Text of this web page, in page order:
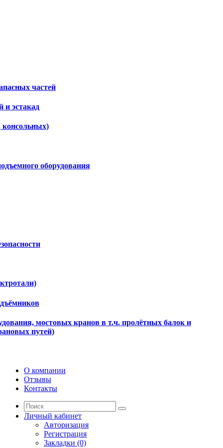
частей
и эстакад
консольных)
оборудования
мостовых кранов в т.ч. пролётных балок и
путей)
О компании
Отзывы
Контакты
Личный кабинет
Авторизация
Регистрация
Закладки (0)